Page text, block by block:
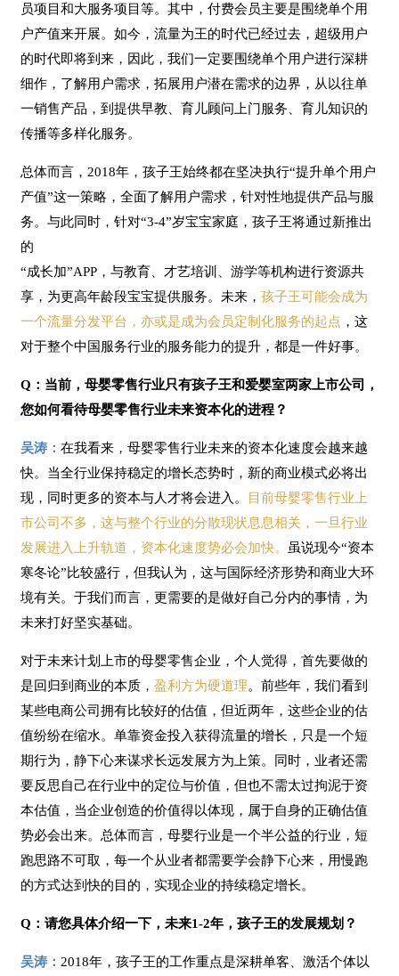
员项目和大服务项目等。其中，付费会员主要是围绕单个用
户产值来开展。如今，流量为王的时代已经过去，超级用户
的时代即将到来，因此，我们一定要围绕单个用户进行深耕
细作，了解用户需求，拓展用户潜在需求的边界，从以往单
一销售产品，到提供早教、育儿顾问上门服务、育儿知识的
传播等多样化服务。
总体而言，2018年，孩子王始终都在坚决执行“提升单个用户
产值”这一策略，全面了解用户需求，针对性地提供产品与服
务。与此同时，针对“3-4”岁宝宝家庭，孩子王将通过新推出
的
“成长加”APP，与教育、才艺培训、游学等机构进行资源共
享，为更高年龄段宝宝提供服务。未来， 孩子王可能会成为
一个流量分发平台，亦或是成为会员定制化服务的起点 ，这
对于整个中国服务行业的服务能力的提升，都是一件好事。
Q：当前，母婴零售行业只有孩子王和爱婴室两家上市公司，
您如何看待母婴零售行业未来资本化的进程？
吴涛： 在我看来，母婴零售行业未来的资本化速度会越来越
快。当全行业保持稳定的增长态势时，新的商业模式必将出
现，同时更多的资本与人才将会进入。
目前母婴零售行业上
市公司不多，这与整个行业的分散现状息息相关，一旦行业
发展进入上升轨道，资本化速度势必会加快。 虽说现今“资本
寒冬论”比较盛行，但我认为，这与国际经济形势和商业大环
境有关。于我们而言，更需要的是做好自己分内的事情，为
未来打好坚实基础。
对于未来计划上市的母婴零售企业，个人觉得，首先要做的
是回归到商业的本质， 盈利方为硬道理。前些年，我们看到
某些电商公司拥有比较好的估值，但近两年，这些企业的估
值纷纷在缩水。单靠资金投入获得流量的增长，只是一个短
期行为，静下心来谋求长远发展方为上策。同时，业者还需
要反思自己在行业中的定位与价值，但也不需太过拘泥于资
本估值，当企业创造的价值得以体现，属于自身的正确估值
势必会出来。总体而言，母婴行业是一个半公益的行业，短
跑思路不可取，每一个从业者都需要学会静下心来，用慢跑
的方式达到快的目的，实现企业的持续稳定增长。
Q：请您具体介绍一下，未来1-2年，孩子王的发展规划？
吴涛： 2018年，孩子王的工作重点是深耕单客、激活个体以